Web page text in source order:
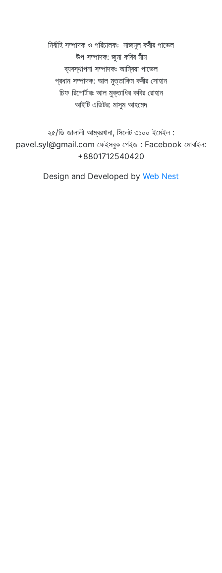
নির্বাহি সম্পাদক ও পরিচালকঃ নাজমুল কবীর পাভেল
উপ সম্পাদক: জুমা কবির মীম
ব্যবস্থাপনা সম্পাদকঃ আম্বিয়া পাভেল
প্রধান সম্পাদক: আল মুত্তাকিম কবীর সোহান
চিফ রিপোর্টারঃ আল মুক্তাধির কবির রোহান
আইটি এডিটর: মাসুম আহমেদ
২৫/ডি জালালী আম্বরখানা, সিলেট ৩১০০ ইমেইল :
pavel.syl@gmail.com ফেইসবুক পেইজ : Facebook মোবাইল:
+8801712540420
Design and Developed by Web Nest